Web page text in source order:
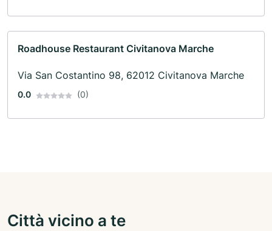
Roadhouse Restaurant Civitanova Marche
Via San Costantino 98, 62012 Civitanova Marche
0.0 (0)
Città vicino a te